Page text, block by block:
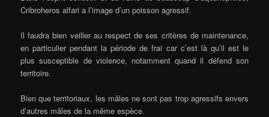
Cribroheros alfari a l’image d’un poisson agressif.
Il faudra bien veiller au respect de ses critères de maintenance,
en particulier pendant la période de frai car c’est là qu’il est le
plus susceptible de violence, notamment quand il défend son
territoire.
Bien que territoriaux, les mâles ne sont pas trop agressifs envers
d’autres mâles de la même espèce.